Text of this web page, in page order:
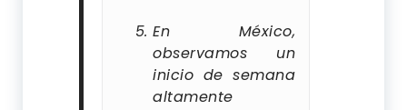
En México,
observamos un
inicio de semana
altamente